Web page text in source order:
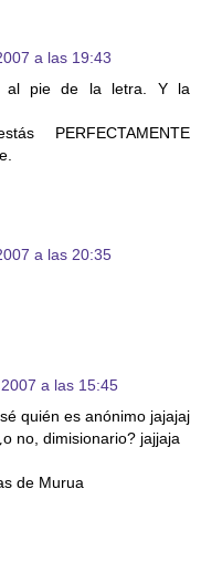
a las 19:43
al pie de la letra. Y la
PERFECTAMENTE
a las 20:35
a las 15:45
quién es anónimo jajajaj
no, dimisionario? jajjaja
de Murua